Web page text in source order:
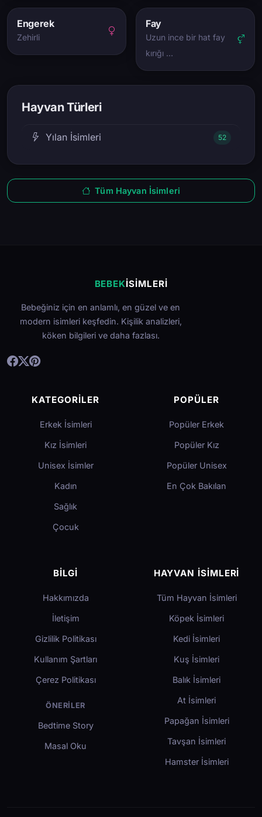
Engerek
Zehirli
Fay
Uzun ince bir hat fay
kırığı …
Hayvan Türleri
Yılan İsimleri 52
Tüm Hayvan İsimleri
BEBEKİSIMLERI
Bebeğiniz için en anlamlı, en güzel ve en
modern isimleri keşfedin. Kişilik analizleri,
köken bilgileri ve daha fazlası.
KATEGORILER
Erkek İsimleri
Kız İsimleri
Unisex İsimler
Kadın
Sağlık
Çocuk
POPÜLER
Popüler Erkek
Popüler Kız
Popüler Unisex
En Çok Bakılan
BILGI
Hakkımızda
İletişim
Gizlilik Politikası
Kullanım Şartları
Çerez Politikası
ÖNERILER
Bedtime Story
Masal Oku
HAYVAN İSIMLERI
Tüm Hayvan İsimleri
Köpek İsimleri
Kedi İsimleri
Kuş İsimleri
Balık İsimleri
At İsimleri
Papağan İsimleri
Tavşan İsimleri
Hamster İsimleri